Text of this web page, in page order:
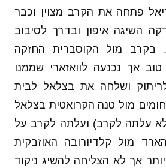
פתחה את הקרב מצוין וכבר
השיגה איפון ובדרך לסיבוב
בקרב מול הקוסברית החזקה
טוב אך נכנעה לוואזארי שממנו
ושלחה את בצלאל לבית
מול טנה הקרואטית בצלאל
לא עלתה לקרב) ועלתה לקרב על
מול קלדיורובה האוזבקית
אך לא הצליחה להשיג ניקוד